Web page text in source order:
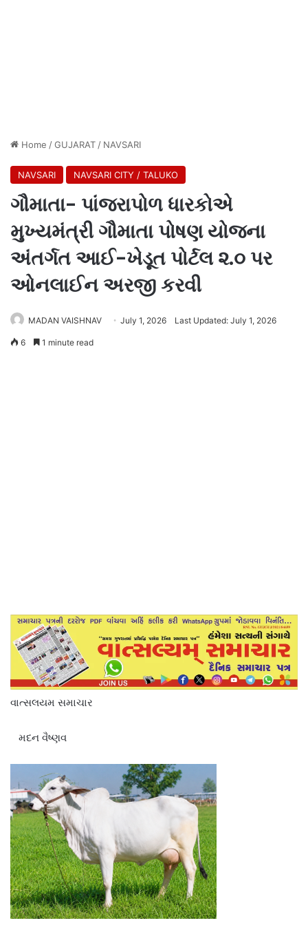
Home /GUJARAT / NAVSARI
NAVSARI NAVSARI CITY / TALUKO
ગૌમાતા- પાંજરાપોળ ધારકોએ
મુખ્યમંત્રી ગૌમાતા પોષણ યોજના
અંતર્ગત આઈ-ખેડૂત પોર્ટલ ૨.૦ પર
ઓનલાઈન અરજી કરવી
MADAN VAISHNAV July 1, 2026 Last Updated: July 1, 2026
6 1 minute read
વાત્સલયમ સમાચાર
મદન વૈષ્ણવ